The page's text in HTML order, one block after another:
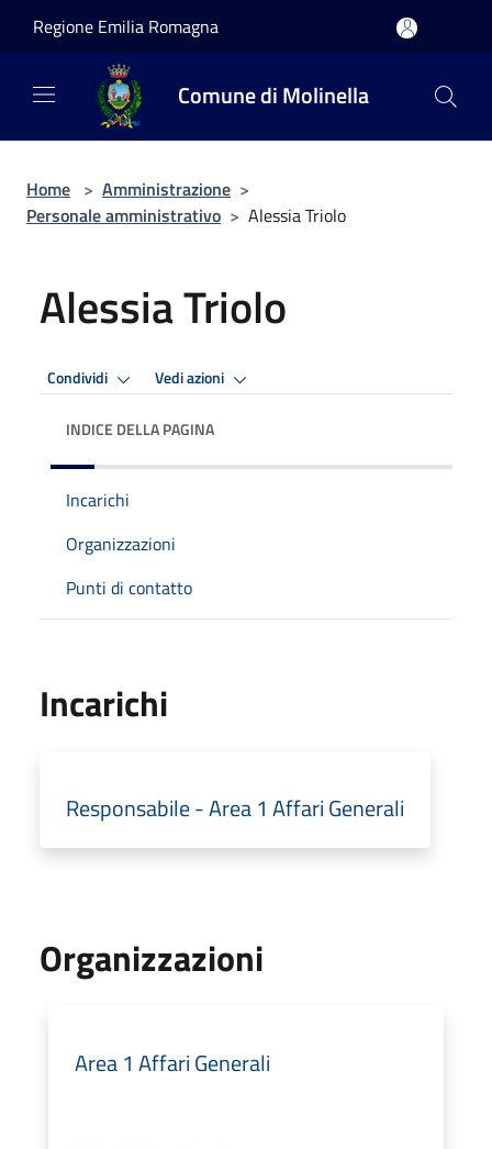
Regione Emilia Romagna
Comune di Molinella
Home > Amministrazione >
Personale amministrativo > Alessia Triolo
Alessia Triolo
Condividi Vedi azioni
INDICE DELLA PAGINA
Incarichi
Organizzazioni
Punti di contatto
Incarichi
Responsabile - Area 1 Affari Generali
Organizzazioni
Area 1 Affari Generali